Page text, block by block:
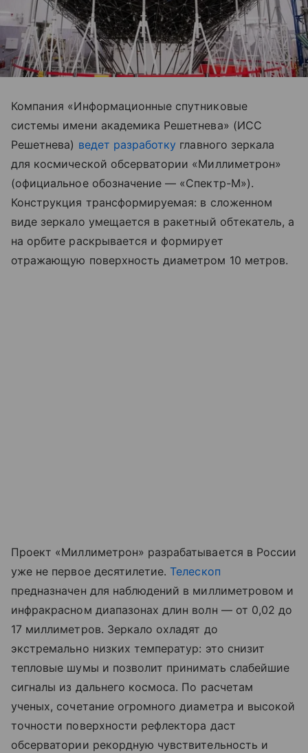
Компания «Информационные спутниковые
системы имени академика Решетнева» (ИСС
Решетнева) ведет разработку главного зеркала
для космической обсерватории «Миллиметрон»
(официальное обозначение — «Спектр-М»).
Конструкция трансформируемая: в сложенном
виде зеркало умещается в ракетный обтекатель, а
на орбите раскрывается и формирует
отражающую поверхность диаметром 10 метров.
Проект «Миллиметрон» разрабатывается в России
уже не первое десятилетие. Телескоп
предназначен для наблюдений в миллиметровом и
инфракрасном диапазонах длин волн — от 0,02 до
17 миллиметров. Зеркало охладят до
экстремально низких температур: это снизит
тепловые шумы и позволит принимать слабейшие
сигналы из дальнего космоса. По расчетам
ученых, сочетание огромного диаметра и высокой
точности поверхности рефлектора даст
обсерватории рекордную чувствительность и